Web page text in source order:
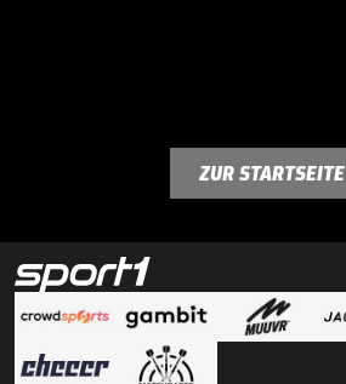
ZUR STARTSEITE